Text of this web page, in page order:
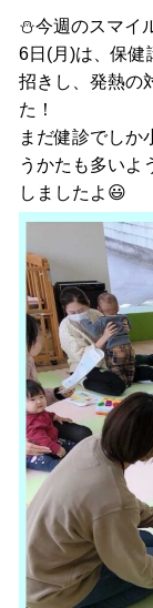
⛄️今週のスマイ
6日(月)は、保健
招きし、発熱の
た！
まだ健診でし
うかたも多いよ
しましたよ😃